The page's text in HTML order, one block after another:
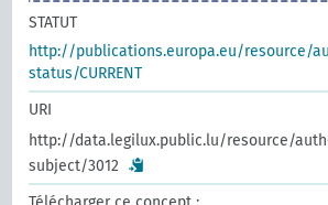
STATUT
http://publications.europa.eu/resource/
status/CURRENT
URI
http://data.legilux.public.lu/resource/
subject/3012